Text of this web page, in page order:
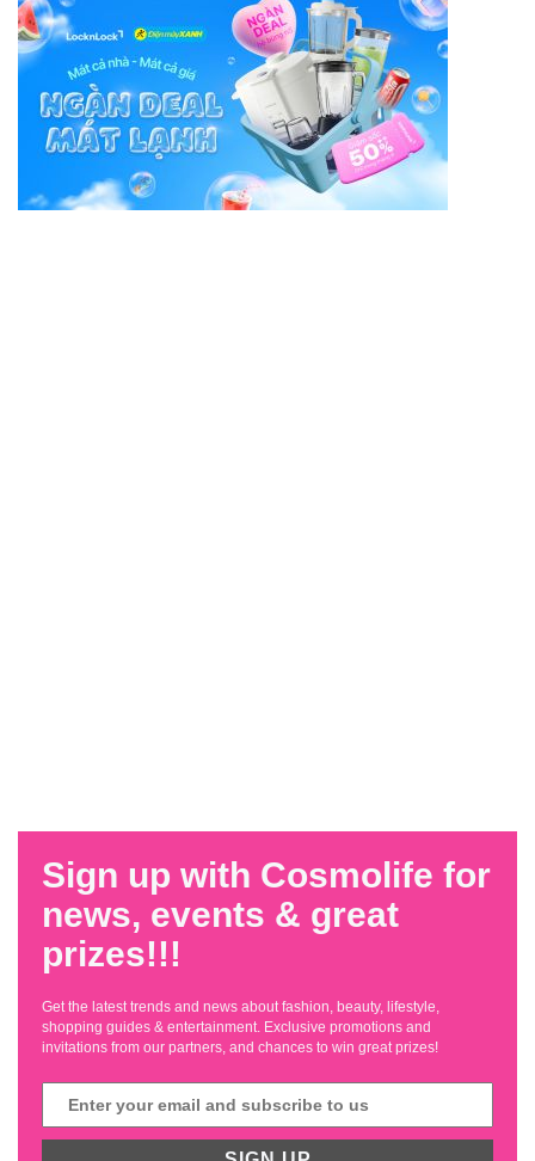
Sign up with Cosmolife for
news, events & great
prizes!!!
Get the latest trends and news about fashion, beauty, lifestyle,
shopping guides & entertainment. Exclusive promotions and
invitations from our partners, and chances to win great prizes!